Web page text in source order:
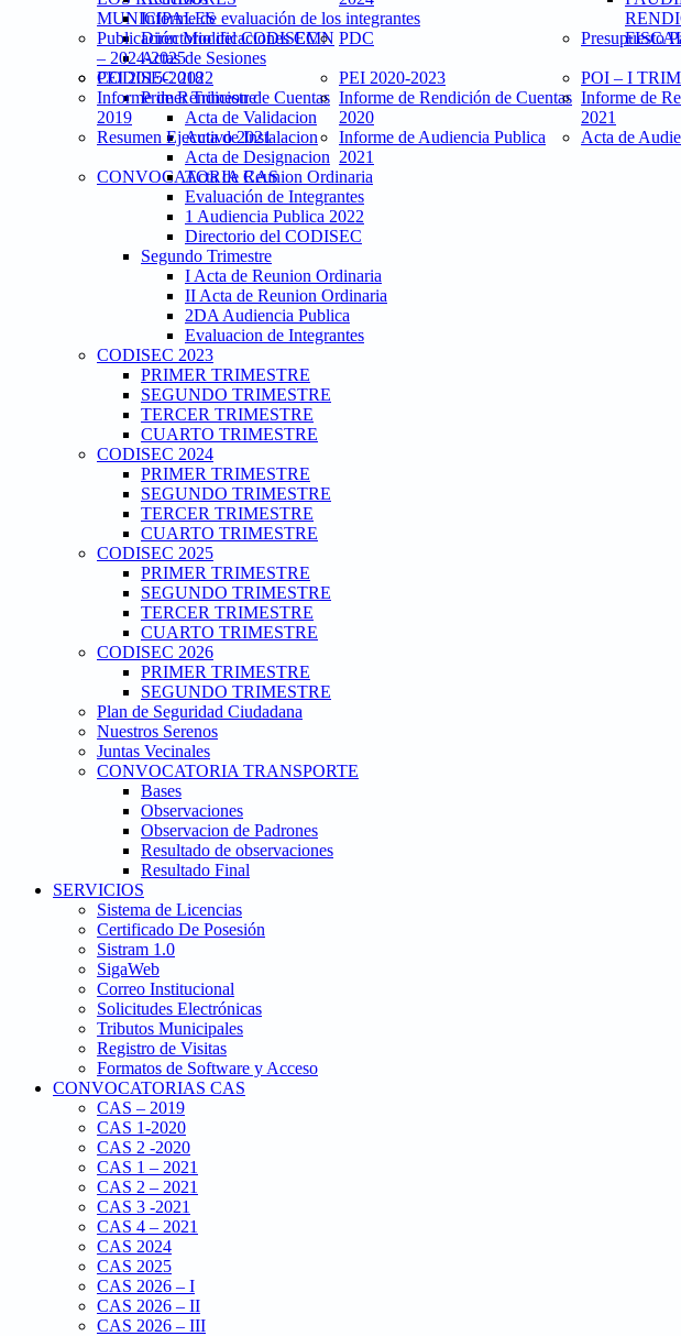
MUNICIPALES
Publicación Modificaciones CMN
– 2024-2025
PDC Presupuesto
PEI 2015-2018 PEI 2020-2023
POI – I
Informe de Rendicion de Cuentas
2019
Informe de Rendición de Cuentas
2020
Informe de
2021
Resumen Ejecutivo 2021
Informe de Audiencia Publica
2021
Acta de
CONVOCATORIA CAS
Informe de evaluación de los integrantes
Directorio del CODISEC
Actas de Sesiones
CODISEC 2022
Primer Trimestre
Acta de Validacion
Acta de Instalacion
Acta de Designacion
Acta de Reunion Ordinaria
Evaluación de Integrantes
1 Audiencia Publica 2022
Directorio del CODISEC
Segundo Trimestre
I Acta de Reunion Ordinaria
II Acta de Reunion Ordinaria
2DA Audiencia Publica
Evaluacion de Integrantes
CODISEC 2023
PRIMER TRIMESTRE
SEGUNDO TRIMESTRE
TERCER TRIMESTRE
CUARTO TRIMESTRE
CODISEC 2024
PRIMER TRIMESTRE
SEGUNDO TRIMESTRE
TERCER TRIMESTRE
CUARTO TRIMESTRE
CODISEC 2025
PRIMER TRIMESTRE
SEGUNDO TRIMESTRE
TERCER TRIMESTRE
CUARTO TRIMESTRE
CODISEC 2026
PRIMER TRIMESTRE
SEGUNDO TRIMESTRE
Plan de Seguridad Ciudadana
Nuestros Serenos
Juntas Vecinales
CONVOCATORIA TRANSPORTE
Bases
Observaciones
Observacion de Padrones
Resultado de observaciones
Resultado Final
SERVICIOS
Sistema de Licencias
Certificado De Posesión
Sistram 1.0
SigaWeb
Correo Institucional
Solicitudes Electrónicas
Tributos Municipales
Registro de Visitas
Formatos de Software y Acceso
CONVOCATORIAS CAS
CAS – 2019
CAS 1-2020
CAS 2 -2020
CAS 1 – 2021
CAS 2 – 2021
CAS 3 -2021
CAS 4 – 2021
CAS 2024
CAS 2025
CAS 2026 – I
CAS 2026 – II
CAS 2026 – III